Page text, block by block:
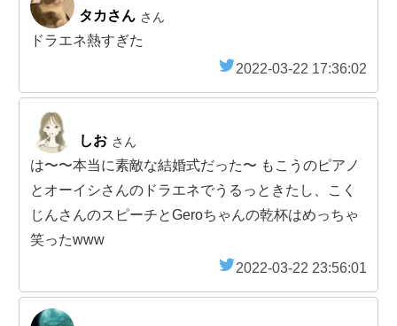
タカさん さん
ドラエネ熱すぎた
2022-03-22 17:36:02
しお さん
は〜〜本当に素敵な結婚式だった〜 もこうのピアノ
とオーイシさんのドラエネでうるっときたし、こく
じんさんのスピーチとGeroちゃんの乾杯はめっちゃ
笑ったwww
2022-03-22 23:56:01